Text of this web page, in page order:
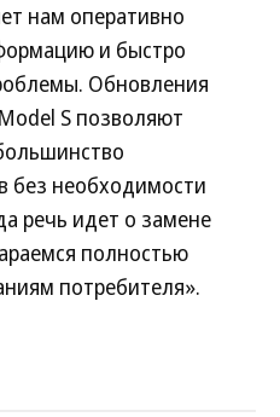
нам оперативно
и быстро
Обновления
S позволяют
без необходимости
речь идет о замене
полностью
потребителя».